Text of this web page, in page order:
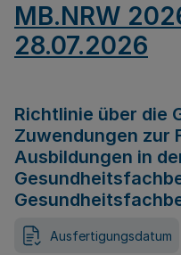
MB.NRW
28.07.2026
Richtlinie über die
Zuwendungen zur
Ausbildungen in
Ausfertigungsdatum